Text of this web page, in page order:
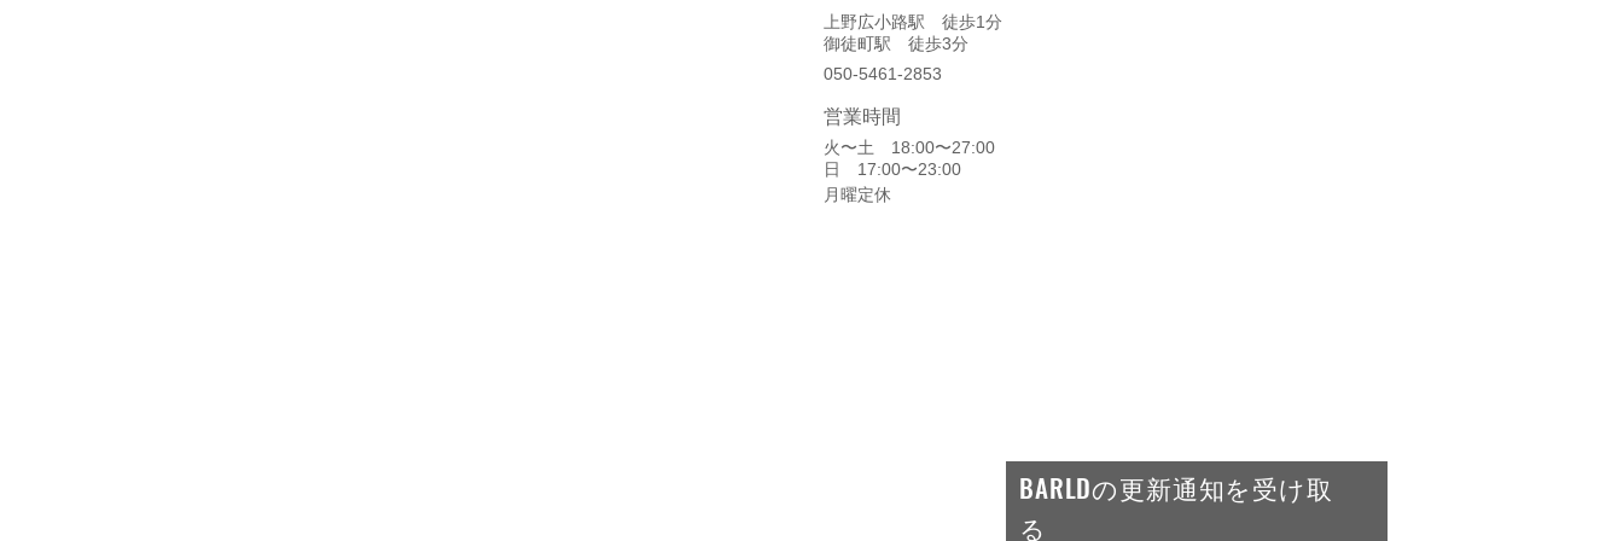
上野広小路駅 徒歩1分
御徒町駅 徒歩3分
050-5461-2853
​営業時間
火〜土 18:00〜27:00
日 17:00〜23:00
月曜定休
BARLDの更新通知を受け取
る